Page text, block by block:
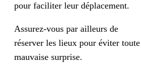
pour faciliter leur déplacement.
Assurez-vous par ailleurs de
réserver les lieux pour éviter toute
mauvaise surprise.